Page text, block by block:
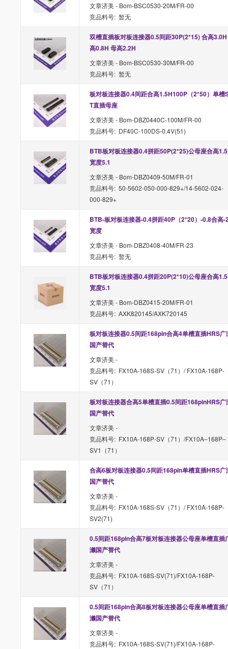
文章济美 - Bom-BSC0530-20M/FR-00
竞品料号: 暂无
双槽直插板对板连接器0.5间距30P(2*15) 合高
高0.8H 母高2.2H
文章济美 - Bom-BSC0530-30M/FR-00
竞品料号: 暂无
板对板连接器0.4间距合高1.5H100P（2*50）单槽
T直插母座
文章济美 - Bom-DBZ0440C-100M/FR-00
竞品料号: DF40C-100DS-0.4V(51)
BTB板对板连接器0.4拼距50P(2*25)公母座合高
宽度5.1
文章济美 - Bom-DBZ0409-50M/FR-01
竞品料号: 50-5602-050-000-829+/14-5602-024-
000-829+
BTB-板对板连接器-0.4拼距40P（2*20）-0.8合高-
宽度
文章济美 - Bom-DBZ0408-40M/FR-23
竞品料号: 暂无
BTB板对板连接器0.4拼距20P(2*10)公母座合高
宽度5.1
文章济美 - Bom-DBZ0415-20M/FR-01
竞品料号: AXK820145/AXK720145
板对板连接器0.5间距168pin合高4单槽直插HRS广
国产替代
文章济美 -
竞品料号: FX10A-168S-SV（71）/ FX10A-168P-
SV（71）
板对板连接器合高5单槽直插0.5间距168pinHRS广
国产替代
文章济美 -
竞品料号: FX10A-168P-SV（71）/FX10A–168P–
SV1（71）
合高6板对板连接器0.5间距168pin单槽直插HRS广
国产替代
文章济美 -
竞品料号: FX10A-168S-SV（71）/ FX10A-168P-
SV2(71)
0.5间距168pin合高7板对板连接器公母座单槽直插
濑国产替代
文章济美 -
竞品料号: FX10A-168S-SV(71)/FX10A-168P-
SV（71）
0.5间距168pin合高8板对板连接器公母座单槽直插
濑国产替代
文章济美 -
竞品料号: FX10A-168S-SV(71)/FX10A-168P-